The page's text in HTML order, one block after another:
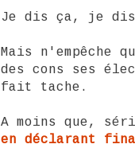
Je dis ça, je
Mais n'empêche
des cons ses
fait tache.
A moins que,
en déclarant